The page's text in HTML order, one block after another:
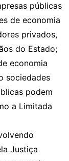
públicas
de economia
privados,
do Estado;
economia
sociedades
podem
a Limitada
Justiça